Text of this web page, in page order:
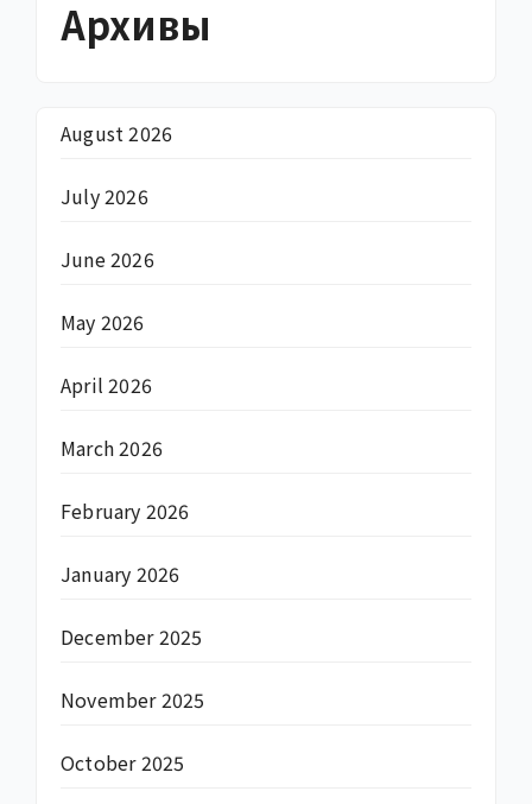
Архивы
August 2026
July 2026
June 2026
May 2026
April 2026
March 2026
February 2026
January 2026
December 2025
November 2025
October 2025